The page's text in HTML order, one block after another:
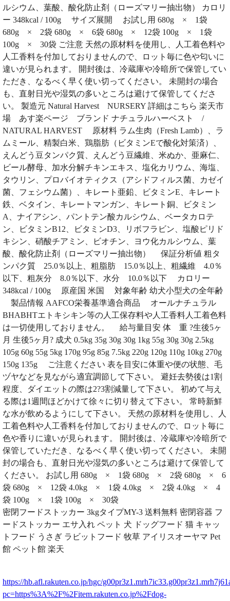
ルシウム、葉酸、酸化防止剤（ローズマリー抽出物） カロリ
ー 348kcal / 100g サイズ展開 お試し用 680g × 1袋
680g × 2袋 680g × 6袋 680g × 12袋 100g × 1袋
100g × 30袋 ご注意 天然の原材料を使用し、人工着色料や
人工香料を付加しておりませんので、ロット毎に色や匂いに
違いが見られます。 開封後は、冷蔵庫や冷暗所で保管してい
ただき、なるべく早く使い切ってください。 未開封の場合
も、直射日光や湿気の多いところは避けて保管してくださ
い。 製造元 Natural Harvest NURSERY 詳細はこちら 楽天市
場 あす楽ページ ブランド ナチュラルハーベスト /
NATURAL HARVEST 原材料 ラム生肉（Fresh Lamb）、ラ
ムミール、精製白米、鶏脂肪（ビタミンEで酸化対策済）、
えんどう豆タンパク質、えんどう豆繊維、米ぬか、亜麻仁、
ビール酵母、加水分解チキンエキス、塩化カリウム、海塩、
タウリン、プロバイオティクス（アシドフィルス菌、カゼイ
菌、フェシウム菌）、キレート亜鉛、ビタミンE、キレート
鉄、ベタイン、キレートマンガン、キレート銅、ビタミン
A、ナイアシン、パントテン酸カルシウム、ベータカロテ
ン、ビタミンB12、ビタミンD3、リボフラビン、塩酸ピリド
キシン、硝酸チアミン、ビオチン、ヨウ化カルシウム、葉
酸、酸化防止剤（ローズマリー抽出物） 保証分析値 粗タ
ンパク質 25.0％以上、粗脂肪 15.0％以上、粗繊維 4.0％
以下、粗灰分 8.0％以下、水分 10.0％以下 カロリー
348kcal / 100g 原産国 米国 対象年齢 幼犬小型犬の全年齢
製品情報 AAFCO栄養基準適合商品 オールナチュラル
BHABHTエトキシキン等の人工保存料や人工香料人工着色料
は一切使用しておりません。 給与量目安 体 重 ?生後5ヶ
月 生後5ヶ月? 成犬 0.5kg 35g 30g 30g 1kg 55g 30g 30g 2.5kg
105g 60g 55g 5kg 170g 95g 85g 7.5kg 220g 120g 110g 10kg 270g
150g 135g ご注意ください 表を目安に体重や便の状態、毛
ヅヤなどを見ながら適宜調節して下さい。 避妊去勢後は1割
程度、ダイエットの際は2?3割減量して下さい。 初めて与え
る際は1週間ほどかけて徐々に切り替えて下さい。 常時新鮮
な水が飲めるようにして下さい。 天然の原材料を使用し、人
工着色料や人工香料を付加しておりませんので、ロット毎に
色や香りに違いが見られます。 開封後は、冷蔵庫や冷暗所で
保管していただき、なるべく早く使い切ってください。 未開
封の場合も、直射日光や湿気の多いところは避けて保管して
ください。 お試し用 680g × 1袋 680g × 2袋 680g × 6
袋 680g × 12袋 4.0kg × 1袋 4.0kg × 2袋 4.0kg × 4
袋 100g × 1袋 100g × 30袋
密閉フードストッカー 3kgタイプMY-3 送料無料 密閉容器 フ
ードストッカー エサ入れ ペット 犬 ドッグフード 猫 キャッ
トフード うさぎ ラビットフード 牧草 アイリスオーヤマ Pet
館 ペット館 楽天
https://hb.afl.rakuten.co.jp/hgc/
pc=https%3A%2F%2Fitem.rakuten.co.jp%2Fdog-